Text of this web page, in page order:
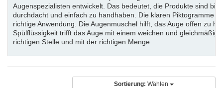
Augenspezialisten entwickelt. Das bedeutet, die Produkte sind bis
durchdacht und einfach zu handhaben. Die klaren Piktogramme
richtige Anwendung. Die Augenmuschel hilft, das Auge offen zu
Spülflüssigkeit trifft das Auge mit einem weichen und
richtigen Stelle und mit der richtigen Menge.
Sortierung: Wählen